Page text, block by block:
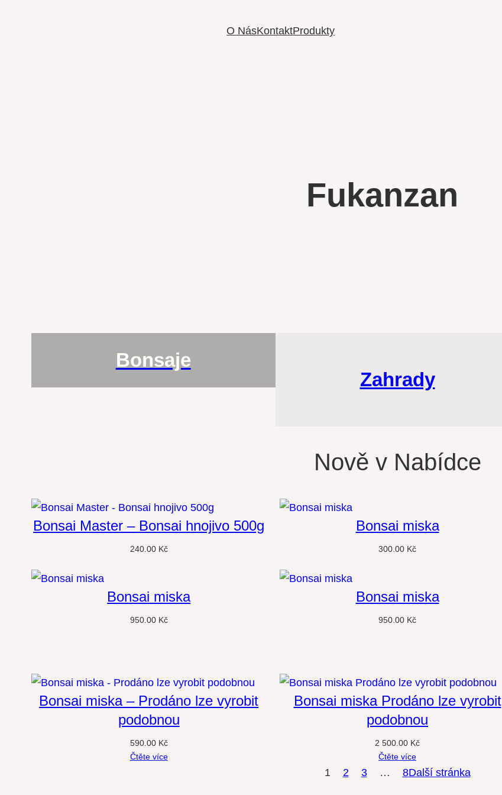
O NásKontaktProdukty
Fukanzan
Bonsaje
Zahrady
Nově v Nabídce
Bonsai Master – Bonsai hnojivo 500g
240.00 Kč
Bonsai miska
300.00 Kč
Bonsai miska
950.00 Kč
Bonsai miska
950.00 Kč
Bonsai miska – Prodáno lze vyrobit
podobnou
590.00 Kč
Čtěte více
Bonsai miska Prodáno lze vyrobit
podobnou
2 500.00 Kč
Čtěte více
1 2 3 … 8Další stránka